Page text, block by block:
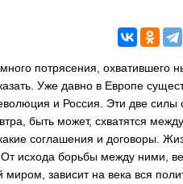
потрясения, охватившего
Уже давно в Европе
и Россия. Эти две силы
быть может, схватятся
соглашения и договоры.
От исхода борьбы между ними,
зависит на века вся